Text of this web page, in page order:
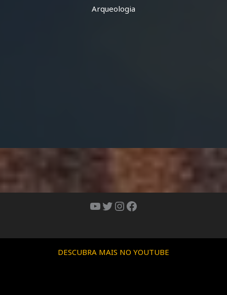
Arqueologia
Youtube
Twitter
Instagram
Facebook
DESCUBRA MAIS NO YOUTUBE